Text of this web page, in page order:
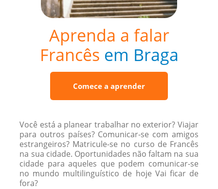
Aprenda a falar
Francês em Braga
Comece a aprender
Você está a planear trabalhar no exterior? Viajar
para outros países? Comunicar-se com amigos
estrangeiros? Matricule-se no curso de Francês
na sua cidade. Oportunidades não faltam na sua
cidade para aqueles que podem comunicar-se
no mundo multilinguístico de hoje Vai ficar de
fora?